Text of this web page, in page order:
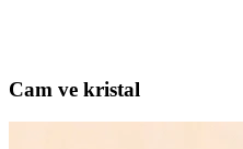
Cam ve kristal